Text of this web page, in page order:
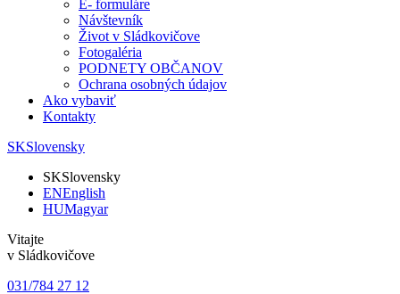
E- formuláre
Návštevník
Život v Sládkovičove
Fotogaléria
PODNETY OBČANOV
Ochrana osobných údajov
Ako vybaviť
Kontakty
SKSlovensky
SKSlovensky
ENEnglish
HUMagyar
Vitajte
v Sládkovičove
031/784 27 12